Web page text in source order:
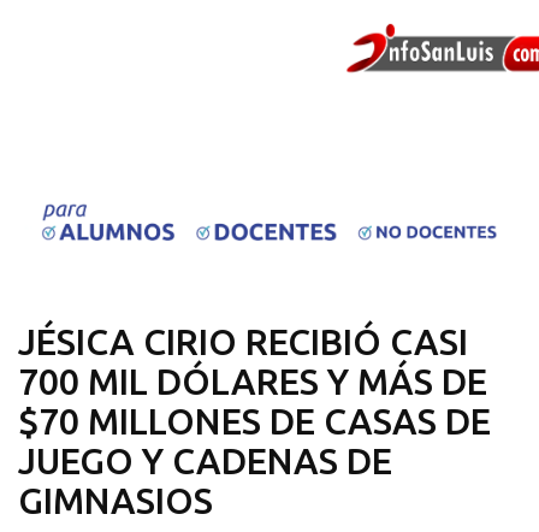
JÉSICA CIRIO RECIBIÓ CASI
700 MIL DÓLARES Y MÁS DE
$70 MILLONES DE CASAS DE
JUEGO Y CADENAS DE
GIMNASIOS